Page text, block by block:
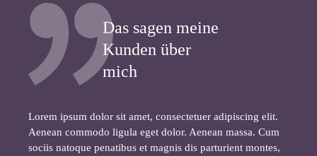
Das sagen meine
Kunden über
mich
Lorem ipsum dolor sit amet, consectetuer adipiscing elit.
Aenean commodo ligula eget dolor. Aenean massa. Cum
sociis natoque penatibus et magnis dis parturient montes,